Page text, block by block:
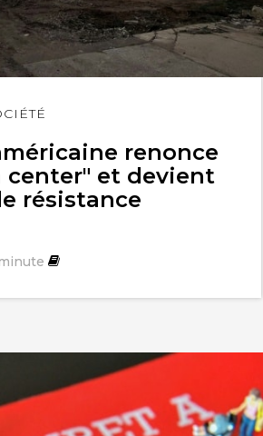
renonce
center" et devient
résistance